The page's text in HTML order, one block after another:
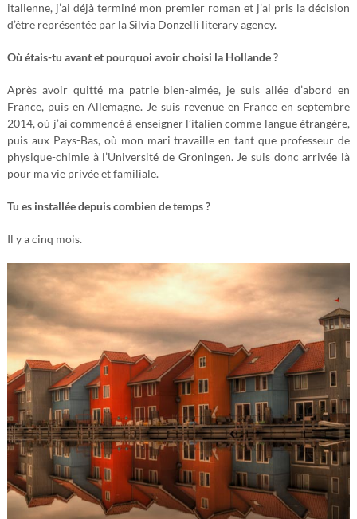
italienne, j’ai déjà terminé mon premier roman et j’ai pris la décision
d’être représentée par la Silvia Donzelli literary agency.
Où étais-tu avant et pourquoi avoir choisi la Hollande ?
Après avoir quitté ma patrie bien-aimée, je suis allée d’abord en
France, puis en Allemagne. Je suis revenue en France en septembre
2014, où j’ai commencé à enseigner l’italien comme langue étrangère,
puis aux Pays-Bas, où mon mari travaille en tant que professeur de
physique-chimie à l’Université de Groningen. Je suis donc arrivée là
pour ma vie privée et familiale.
Tu es installée depuis combien de temps ?
Il y a cinq mois.